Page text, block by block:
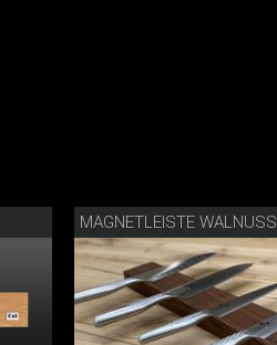
MAGNETLEISTE WALNUSS